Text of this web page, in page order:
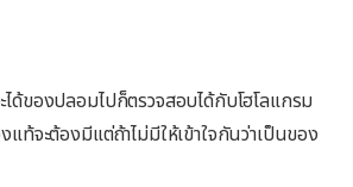
ได้ของปลอมไปก็ตรวจสอบได้กับโฮโลแกรม
ท้จะต้องมีแต่ถ้าไม่มีให้เข้าใจกันว่าเป็นของ